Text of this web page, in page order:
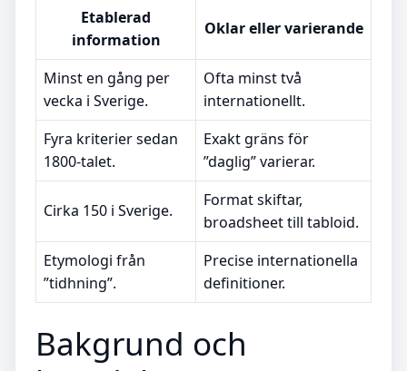
Etablerad
information
Oklar eller varierande
Minst en gång per
vecka i Sverige.
Ofta minst två
internationellt.
Fyra kriterier sedan
1800-talet.
Exakt gräns för
”daglig” varierar.
Cirka 150 i Sverige.
Format skiftar,
broadsheet till tabloid.
Etymologi från
”tidhning”.
Precise internationella
definitioner.
Bakgrund och